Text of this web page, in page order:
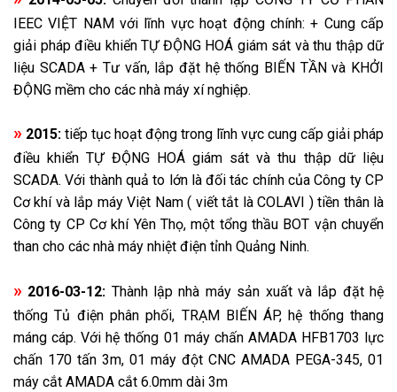
IEEC VIỆT NAM với lĩnh vực hoạt động chính: + Cung cấp
giải pháp điều khiển TỰ ĐỘNG HOÁ giám sát và thu thập dữ
liệu SCADA + Tư vấn, lắp đặt hệ thống BIẾN TẦN và KHỞI
ĐỘNG mềm cho các nhà máy xí nghiệp.
» 2015: tiếp tục hoạt động trong lĩnh vực cung cấp giải pháp
điều khiển TỰ ĐỘNG HOÁ giám sát và thu thập dữ liệu
SCADA. Với thành quả to lớn là đối tác chính của Công ty CP
Cơ khí và lắp máy Việt Nam ( viết tắt là COLAVI ) tiền thân là
Công ty CP Cơ khí Yên Thọ, một tổng thầu BOT vận chuyển
than cho các nhà máy nhiệt điện tỉnh Quảng Ninh.
» 2016-03-12: Thành lập nhà máy sản xuất và lắp đặt hệ
thống Tủ điện phân phối, TRẠM BIẾN ÁP, hệ thống thang
máng cáp. Với hệ thống 01 máy chấn AMADA HFB1703 lực
chấn 170 tấn 3m, 01 máy đột CNC AMADA PEGA-345, 01
máy cắt AMADA cắt 6.0mm dài 3m